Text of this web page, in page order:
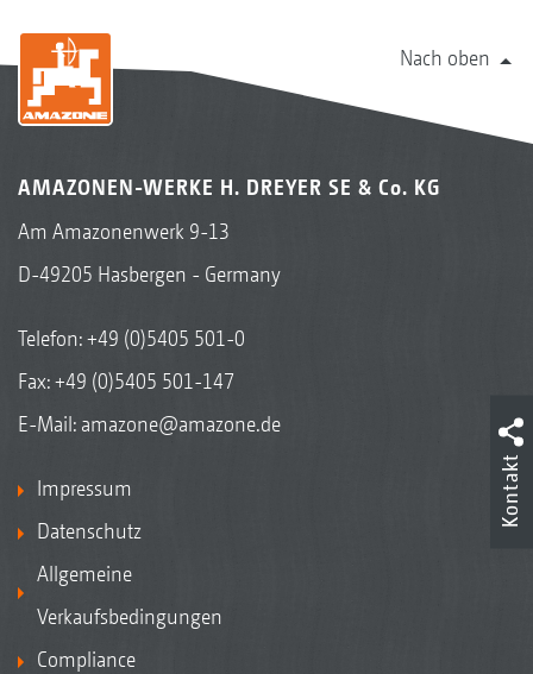
Nach oben
AMAZONEN-WERKE H. DREYER SE & Co. KG
Am Amazonenwerk 9-13
D-49205 Hasbergen - Germany
Telefon:+49 (0)5405 501-0
Fax: +49 (0)5405 501-147
E-Mail: amazone@amazone.de
Impressum
Datenschutz
Allgemeine
Verkaufsbedingungen
Compliance
Kontakt